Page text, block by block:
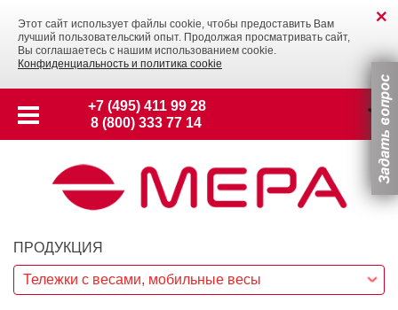
Этот сайт использует файлы cookie, чтобы предоставить Вам
лучший пользовательский опыт. Продолжая просматривать сайт,
Вы соглашаетесь с нашим использованием cookie.
Конфиденциальность и политика cookie
+7 (495) 411 99 28
8 (800) 333 77 14
ПРОДУКЦИЯ
Тележки с весами, мобильные весы